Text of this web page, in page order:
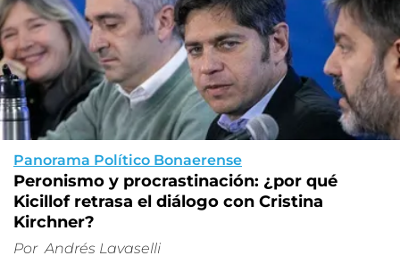
Panorama Político Bonaerense
Peronismo y procrastinación: ¿por qué
Kicillof retrasa el diálogo con Cristina
Kirchner?
Por Andrés Lavaselli